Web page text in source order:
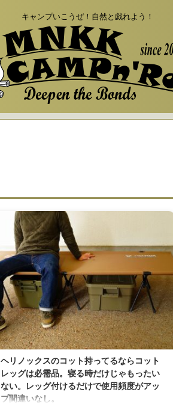
キャンプいこうぜ！自然と戯れよう！
ヘリノックスのコット持ってるならコット
レッグは必需品。寝る時だけじゃもったい
ない。レッグ付けるだけで使用頻度がアッ
プ間違いなし。